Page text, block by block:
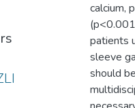
calcium,
patients
sleeve
should